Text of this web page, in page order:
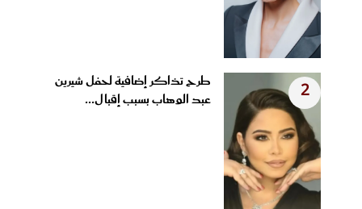
2
طرح تذاكر إضافية لحفل شيرين
عبد الوهاب بسبب إقبال...